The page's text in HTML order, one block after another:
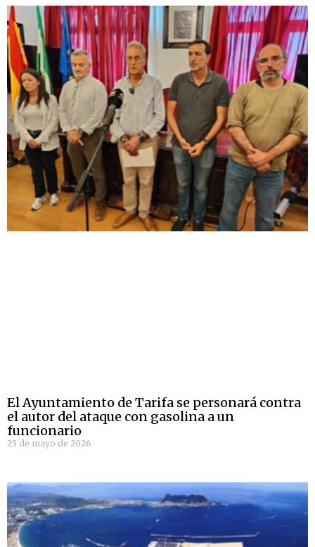
El Ayuntamiento de Tarifa se personará contra
el autor del ataque con gasolina a un
funcionario
25 de mayo de 2026